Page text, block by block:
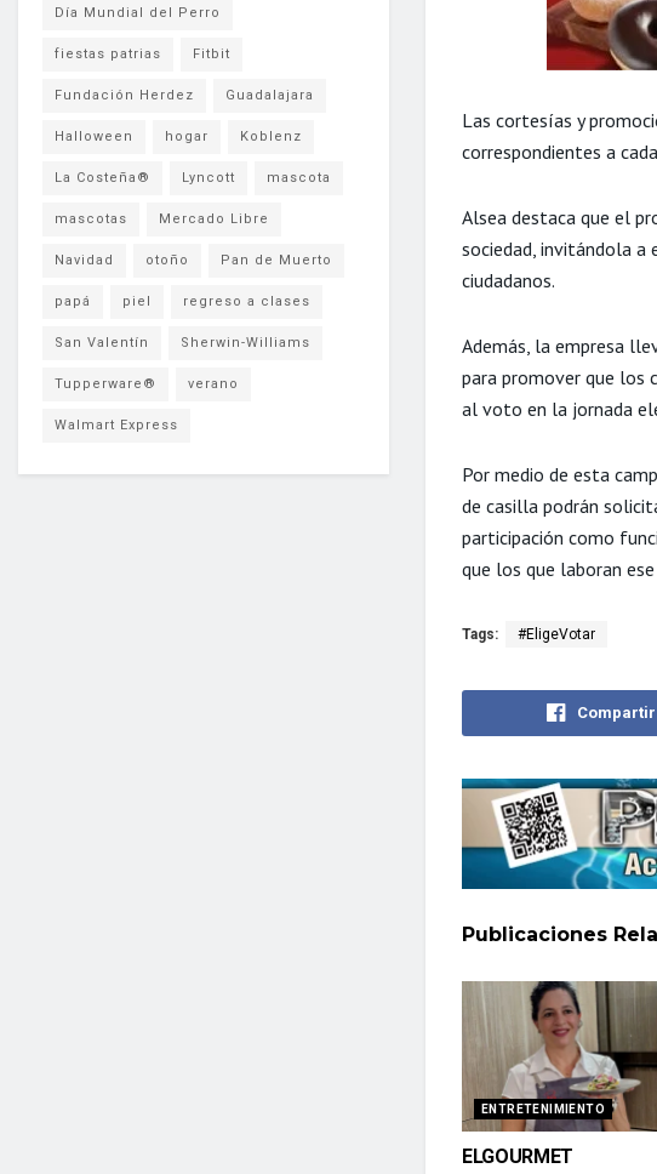
Las cortesías y
correspondientes a
Alsea destaca que el
sociedad, invitándola a
ciudadanos.
Además, la empresa
para promover que los
al voto en la jornada
Por medio de esta
de casilla podrán
participación como
que los que laboran
Tags: #EligeVotar
Compartir
Publicaciones
ENTRETENIMIENTO
ELGOURMET
Día Mundial del Perro
fiestas patrias Fitbit
Fundación Herdez Guadalajara
Halloween hogar Koblenz
La Costeña® Lyncott mascota
mascotas Mercado Libre
Navidad otoño Pan de Muerto
papá piel regreso a clases
San Valentín Sherwin-Williams
Tupperware® verano
Walmart Express